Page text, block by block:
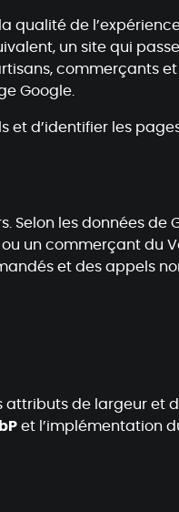
qualité de
un site qui
commerçants et
Google.
et d’identifier les
Selon les données de
un commerçant du
et des appels
attributs de largeur et
et l’implémentation